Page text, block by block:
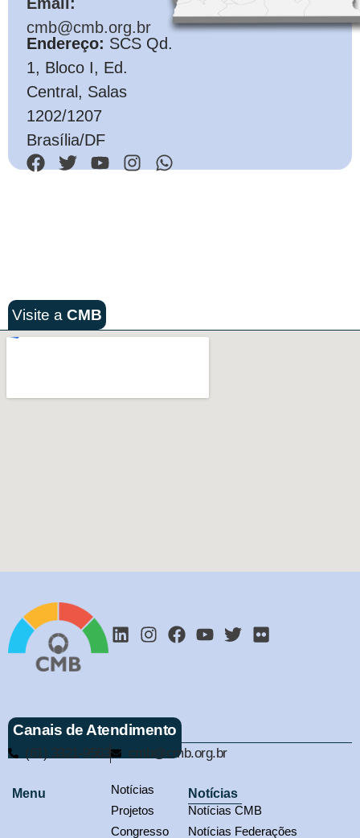
cmb@cmb.org.br
Endereço: SCS Qd.
1, Bloco I, Ed.
Central, Salas
1202/1207
Brasília/DF
Visite a CMB
Canais de Atendimento
(61) 3321-9563 cmb@cmb.org.br
Menu
Notícias
Projetos
Congresso
Notícias
Notícias CMB
Notícias Federações